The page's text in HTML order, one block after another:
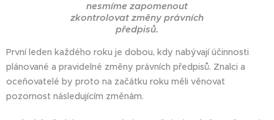
nesmíme zapomenout
zkontrolovat změny právních
předpisů.
První leden každého roku je dobou, kdy nabývají účinnosti
plánované a pravidelné změny právních předpisů. Znalci a
oceňovatelé by proto na začátku roku měli věnovat
pozornost následujícím změnám.